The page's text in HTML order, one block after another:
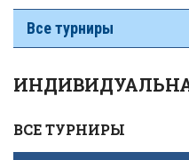
Все турниры
ВСЕ ТУРНИРЫ